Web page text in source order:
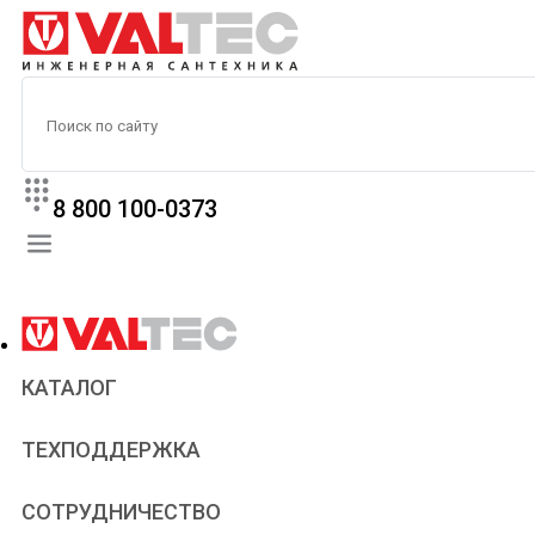
8 800 100-0373
КАТАЛОГ
ТЕХПОДДЕРЖКА
Паспорта и сертификаты
Статьи
СОТРУДНИЧЕСТВО
Сантехникам